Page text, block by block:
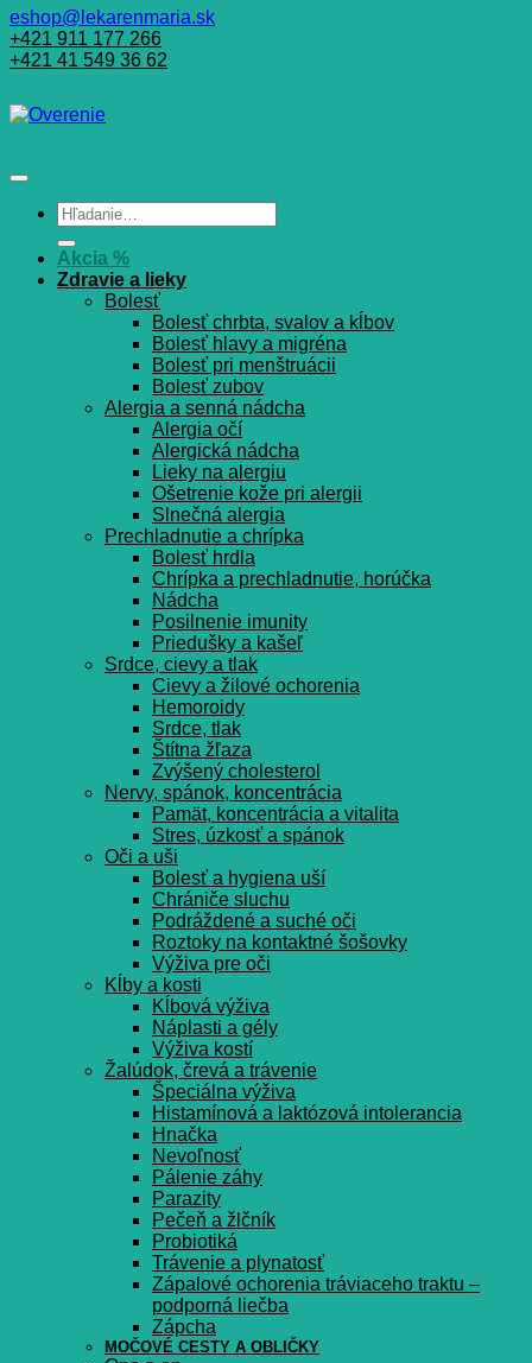
eshop@lekarenmaria.sk
+421 911 177 266
+421 41 549 36 62
Hľadať:
Akcia %
Zdravie a lieky
Bolesť
Bolesť chrbta, svalov a kĺbov
Bolesť hlavy a migréna
Bolesť pri menštruácii
Bolesť zubov
Alergia a senná nádcha
Alergia očí
Alergická nádcha
Lieky na alergiu
Ošetrenie kože pri alergii
Slnečná alergia
Prechladnutie a chrípka
Bolesť hrdla
Chrípka a prechladnutie, horúčka
Nádcha
Posilnenie imunity
Priedušky a kašeľ
Srdce, cievy a tlak
Cievy a žilové ochorenia
Hemoroidy
Srdce, tlak
Štítna žľaza
Zvýšený cholesterol
Nervy, spánok, koncentrácia
Pamät, koncentrácia a vitalita
Stres, úzkosť a spánok
Oči a uši
Bolesť a hygiena uší
Chrániče sluchu
Podráždené a suché oči
Roztoky na kontaktné šošovky
Výživa pre oči
Kĺby a kosti
Kĺbová výživa
Náplasti a gély
Výživa kostí
Žalúdok, črevá a trávenie
Špeciálna výživa
Histamínová a laktózová intolerancia
Hnačka
Nevoľnosť
Pálenie záhy
Parazity
Pečeň a žlčník
Probiotiká
Trávenie a plynatosť
Zápalové ochorenia tráviaceho traktu –
podporná liečba
Zápcha
MOČOVÉ CESTY A OBLIČKY